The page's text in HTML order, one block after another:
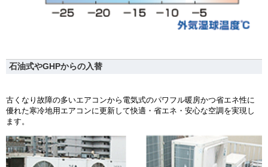
石油式やGHPからの入替
古くなり故障の多いエアコンから電気式のパワフル暖房かつ省エネ性に
優れた寒冷地用エアコンに更新して快適・省エネ・安心な空調を実現し
ます。